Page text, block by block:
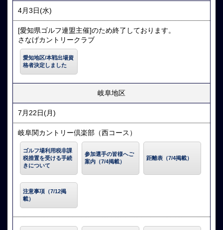
4月3日(水)
[愛知県ゴルフ連盟主催]のため終了しております。
さなげカントリークラブ
愛知地区/本戦出場資
格者決定しました
岐阜地区
7月22日(月)
岐阜関カントリー倶楽部（西コース）
ゴルフ場利用税非課
税措置を受ける手続
きについて
参加選手の皆様へご
案内（7/4掲載）
距離表（7/4掲載）
注意事項（7/12掲
載）